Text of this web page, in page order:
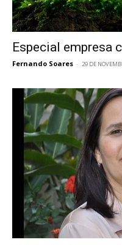
Especial empresa
Fernando Soares - 29 DE